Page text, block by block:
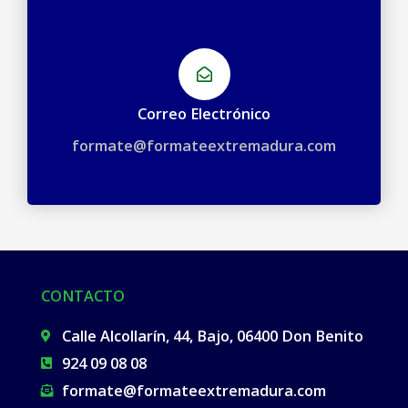
Correo Electrónico
formate@formateextremadura.com
CONTACTO
Calle Alcollarín, 44, Bajo, 06400 Don Benito
924 09 08 08​
formate@formateextremadura.com